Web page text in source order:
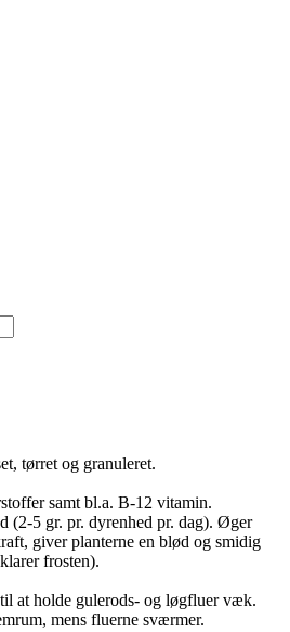
tørret og granuleret.
samt bl.a. B-12 vitamin.
(2-5 gr. pr. dyrenhed pr. dag). Øger
giver planterne en blød og smidig
frosten).
at holde gulerods- og løgfluer væk.
mens fluerne sværmer.